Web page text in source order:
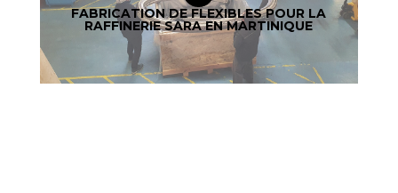
FABRICATION DE FLEXIBLES POUR LA
RAFFINERIE SARA EN MARTINIQUE